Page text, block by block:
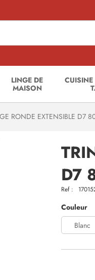
LINGE DE
MAISON
RONDE EXTENSIBLE D7
D7
Ref :
Couleur
Blanc